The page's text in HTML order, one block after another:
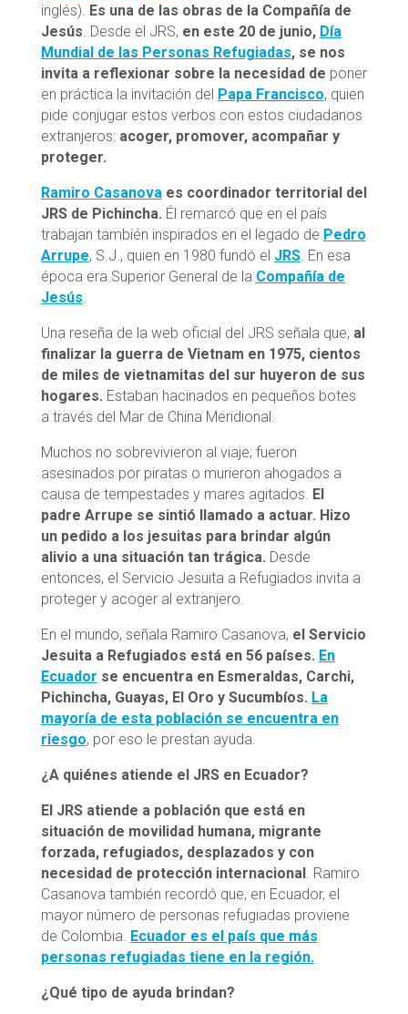
inglés). Es una de las obras de la Compañía de
Jesús. Desde el JRS, en este 20 de junio, Día
Mundial de las Personas Refugiadas, se nos
invita a reflexionar sobre la necesidad de poner
en práctica la invitación del Papa Francisco, quien
pide conjugar estos verbos con estos ciudadanos
extranjeros: acoger, promover, acompañar y
proteger.
Ramiro Casanovaes coordinador territorial del
JRS de Pichincha. Él remarcó que en el país
trabajan también inspirados en el legado de Pedro
Arrupe, S.J., quien en 1980 fundó el JRS. En esa
época era Superior General de la Compañía de
Jesús.
Una reseña de la web oficial del JRS señala que, al
finalizar la guerra de Vietnam en 1975, cientos
de miles de vietnamitas del sur huyeron de sus
hogares. Estaban hacinados en pequeños botes
a través del Mar de China Meridional.
Muchos no sobrevivieron al viaje; fueron
asesinados por piratas o murieron ahogados a
causa de tempestades y mares agitados. El
padre Arrupe se sintió llamado a actuar. Hizo
un pedido a los jesuitas para brindar algún
alivio a una situación tan trágica. Desde
entonces, el Servicio Jesuita a Refugiados invita a
proteger y acoger al extranjero.
En el mundo, señala Ramiro Casanova, el Servicio
Jesuita a Refugiados está en 56 países. En
Ecuador se encuentra en Esmeraldas, Carchi,
Pichincha, Guayas, El Oro y Sucumbíos. La
mayoría de esta población se encuentra en
riesgo, por eso le prestan ayuda.
¿A quiénes atiende el JRS en Ecuador?
El JRS atiende a población que está en
situación de movilidad humana, migrante
forzada, refugiados, desplazados y con
necesidad de protección internacional. Ramiro
Casanova también recordó que, en Ecuador, el
mayor número de personas refugiadas proviene
de Colombia. Ecuador es el país que más
personas refugiadas tiene en la región.
¿Qué tipo de ayuda brindan?